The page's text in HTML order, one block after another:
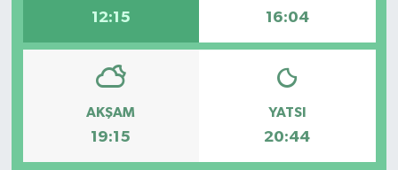
12:15 16:04
AKŞAM
19:15
YATSI
20:44